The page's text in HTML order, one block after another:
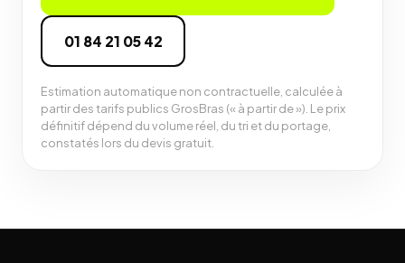
01 84 21 05 42
Estimation automatique non contractuelle, calculée à
partir des tarifs publics GrosBras (« à partir de »). Le prix
définitif dépend du volume réel, du tri et du portage,
constatés lors du devis gratuit.